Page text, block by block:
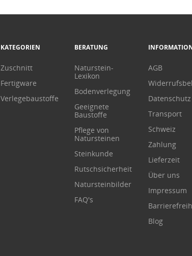
KATEGORIEN
Zuschnitt
Fertigware
Verlegebaustoffe
BERATUNG
Naturstein-
Lexikon
Bodenverlegung
Geeignete
Baustoffe
Pflege von
Natursteinen
Steinkunde
Rutschsicherheit
Natursteinbilder
FAQ's
AGB
Datenschutz
Transport
Schweiz
Zahlung
Lieferzeit
Über uns
Impressum
Blog